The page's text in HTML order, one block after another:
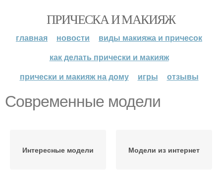
ПРИЧЕСКА И МАКИЯЖ
главная новости
виды макияжа и причесок
как делать прически и макияж
прически и макияж на дому
игры отзывы
Современные модели
Интересные модели Модели из интернет